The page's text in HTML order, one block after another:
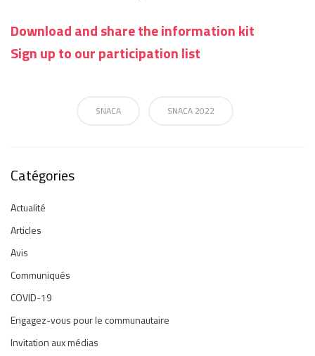
Downloadand share the information kit
Sign up to our participation list
SNACA SNACA 2022
Catégories
Actualité
Articles
Avis
Communiqués
COVID-19
Engagez-vous pour le communautaire
Invitation aux médias